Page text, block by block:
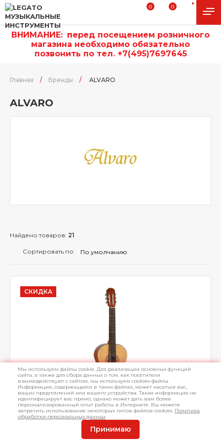
0 0
ВНИМАНИЕ: перед посещением розничного
магазина необходимо обязательно
позвонить по тел. +7(495)7697645
Главная / Бренды / ALVARO
ALVARO
Найдено товаров: 21
Сортировать по:
СКИДКА
2.3
Классическая гитара Alvaro №37
Верхняя дека массив кедра, нижняя и обечайки сапеле,
гриф сапеле, накладка и бридж индийский палисандр,
Мы используем файлы cookie. Для реализации основных функций
сайта, а также для сбора данных о том, как посетители
взаимодействуют с сайтом, мы используем cookies-файлы.
Информация, содержащаяся в таких файлах, может касаться вас,
ваших предпочтений или вашего устройства. Такая информация не
идентифицирует вас прямо, однако может дать вам более
персонализированный опыт работы в Интернете. Вы можете
запретить использование некоторых типов файлов cookies. Политика
обработки персональных данных
Принимаю